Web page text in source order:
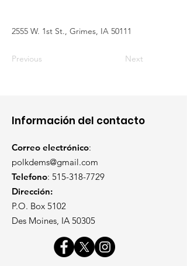
2555 W. 1st St., Grimes, IA 50111
Previous Next
Información del contacto
Correo electrónico:
polkdems@gmail.com
Telefono: 515-318-7729
Dirección:
P.O. Box 5102
Des Moines, IA 50305